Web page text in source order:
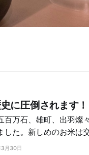
に圧倒されます！
百万石、雄町、出羽燦
した。新しめのお米は
かって楽しい！
月30日